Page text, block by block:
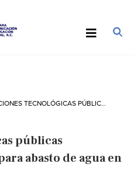
públicas
abasto de agua en